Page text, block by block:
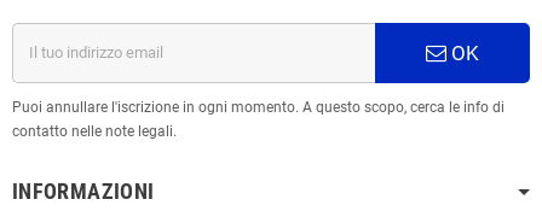
OK
Puoi annullare l'iscrizione in ogni momento. A questo scopo, cerca le info di
contatto nelle note legali.
INFORMAZIONI